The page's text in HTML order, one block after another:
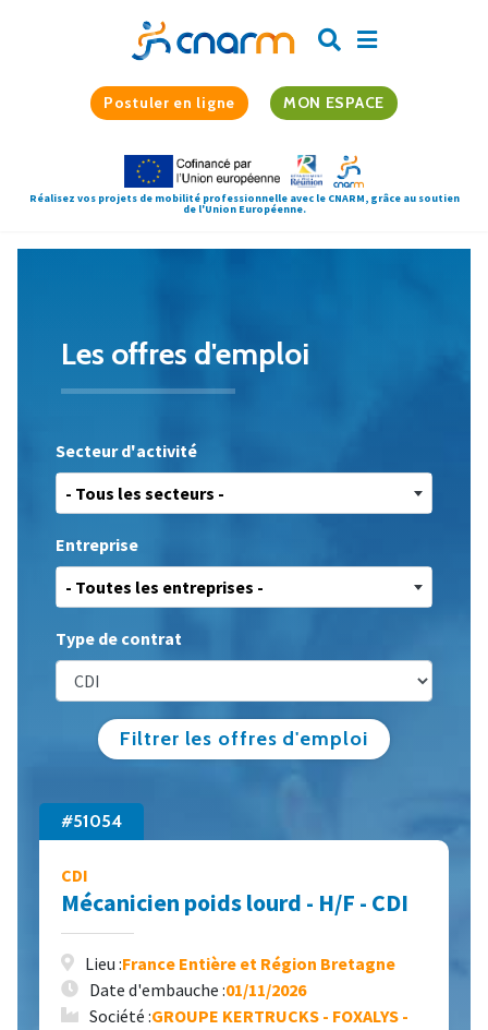
Postuler en ligne MON ESPACE
Réalisez vos projets de mobilité professionnelle avec le CNARM, grâce au soutien
de l'Union Européenne.
Les offres d'emploi
Secteur d'activité
- Tous les secteurs -
Entreprise
- Toutes les entreprises -
Type de contrat
Filtrer les offres d'emploi
#51054
CDI
Mécanicien poids lourd - H/F - CDI
Lieu :France Entière et Région Bretagne
Date d'embauche :01/11/2026
Société :GROUPE KERTRUCKS - FOXALYS -